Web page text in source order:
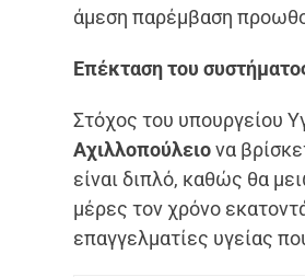
άμεση παρέμβαση
Επέκταση του
Στόχος του υπουργείου
Αχιλλοπούλειονα
είναι διπλό, καθώς θα
μέρες τον χρόνο
επαγγελματίες υγείας